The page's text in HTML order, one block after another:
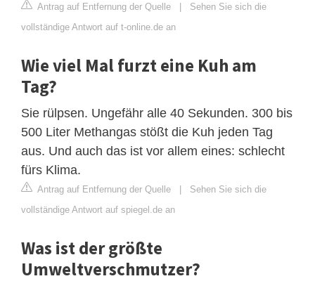
Antrag auf Entfernung der Quelle | Sehen Sie sich die
vollständige Antwort auf t-online.de an
Wie viel Mal furzt eine Kuh am
Tag?
Sie rülpsen. Ungefähr alle 40 Sekunden. 300 bis
500 Liter Methangas stößt die Kuh jeden Tag
aus. Und auch das ist vor allem eines: schlecht
fürs Klima.
Antrag auf Entfernung der Quelle | Sehen Sie sich die
vollständige Antwort auf spiegel.de an
Was ist der größte
Umweltverschmutzer?